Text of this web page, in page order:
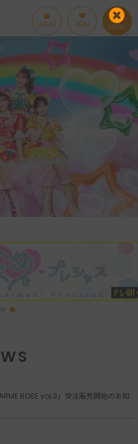
LOGIN JOIN MENU
ROSE vol.3」受注販売開始のお知